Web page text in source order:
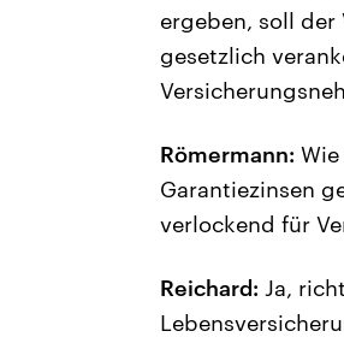
ergeben, soll
gesetzlich
Römermann:
Garantiezinsen
verlockend für
Reichard: Ja,